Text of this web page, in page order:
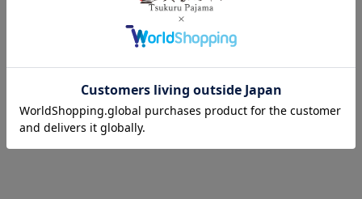
パジャマ 上下セ
ット・長袖/前開
き/襟あり 【オー
ダーメイド】
ダーメイド】
もっと見る